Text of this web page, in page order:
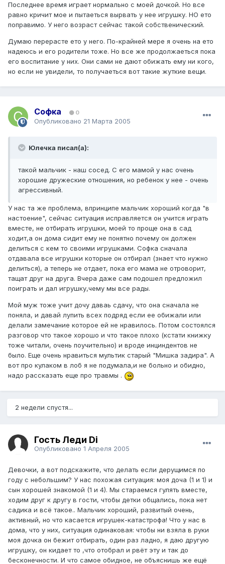
Последнее время играет нормально с моей дочкой. Но все
равно кричит мое и пытаеться вырвать у нее игрушку. НО ето
поправимо. У него возраст сейчас такой собственический.
Думаю перерасте ето у него. По-крайней мере я очень на ето
надеюсь и его родители тоже. Но все же продолжаеться пока
его воспитание у них. Они сами не дают обижать ему ни кого,
но если не увидели, то получаеться вот такие жуткие вещи.
Софка 0
Опубликовано 21 Марта 2005
Юлечка писал(а):
такой мальчик - наш сосед. С его мамой у нас очень
хорошие дружеские отношения, но ребенок у нее - очень
агрессивный.
У нас та же проблема, впринципе мальчик хороший когда "в
настоение", сейчас ситуация исправляется он учится играть
вместе, не отбирать игрушки, моей то проще она в сад
ходит,а он дома сидит ему не понятно почему он должен
делиться с кем то своими игрушками. Софка сначала
отдавала все игрушки которые он отбирал (знает что нужно
делиться), а теперь не отдает, пока его мама не отроворит,
тащат друг на друга. Вчера даже сам подошел предложил
поиграть и дал игрушку,чему мы все рады.
Мой муж тоже учит дочу даваь сдачу, что она сначала не
поняла, и давай лупить всех подряд если ее обижали или
делали замечание которое ей не нравилось. Потом состоялся
разговор что такое хорошо и что такое плохо (кстати книжку
тоже читали, очень поучительно) и вроде инциндентов не
было. Еще очень нравиться мультик старый "Мишка задира". А
вот про кулаком в лоб я не подумала,и не больно и обидно,
надо рассказать еще про травмы .
2 недели спустя...
Гость Леди Di
Опубликовано 1 Апреля 2005
Девочки, а вот подскажите, что делать если дерущимся по
году с небольшим? У нас похожая ситуация: моя доча (1 и 1) и
сын хорошей знакомой (1 и 4). Мы стараемся гулять вместе,
ходим друг к другу в гости, чтобы детки общались, пока нет
садика и всё такое.. Мальчик хороший, развитый очень,
активный, но что касается игрушек-катастрофа! Что у нас в
дома, что у них, ситуация одинаковая: чтобы ни взяла в руки
моя дочка он бежит отбирать, один раз ладно, я даю другую
игрушку, он кидает то ,что отобрал и рвёт эту и так до
бесконечности. И что самое обидное, не объяснишь же ещё